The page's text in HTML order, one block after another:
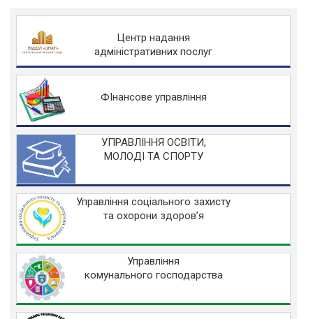
Центр надання
адміністративних послуг
ФІнансове управління
УПРАВЛІННЯ ОСВІТИ,
МОЛОДІ ТА СПОРТУ
Управління соціального захисту
та охорони здоров’я
Управління
комунального господарства